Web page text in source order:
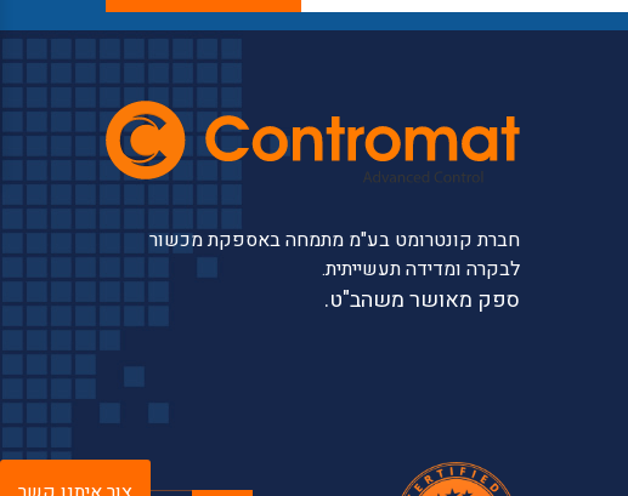
חברת קונטרומט בע"מ מתמחה באספקת מכשור
לבקרה ומדידה תעשייתית.
ספק מאושר משהב"ט.